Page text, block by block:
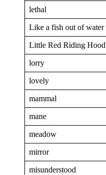
lethal
Like a fish out of water
Little Red Riding Hood
lorry
lovely
mammal
mane
meadow
mirror
misunderstood